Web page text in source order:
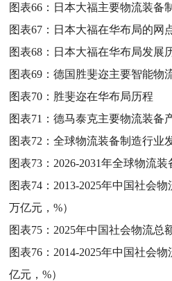
图表66： 日本大福主要物流装备
图表67： 日本大福在华布局的网
图表68： 日本大福在华布局发展
图表69：德国胜斐迩主要智能物
图表70： 胜斐迩在华布局历程
图表71：德马泰克主要物流装备
图表72：全球物流装备制造行业
图表73： 2026-2031年全球物流
图表74： 2013-2025年中国社会
万亿元，%）
图表75： 2025年中国社会物流总
图表76： 2014-2025年中国社会
亿元，%）